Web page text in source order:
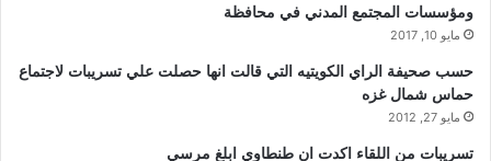
ومؤسسات المجتمع المدني في محافظة
مايو 10, 2017
حسب صحيفة الراي الكويتيه التي قالت انها حصلت علي تسريبات لاجتماع
حماس شمال غزه
مايو 27, 2012
تسريبات من اللقاء اكدت ان طنطاوي ابلغ مرسي